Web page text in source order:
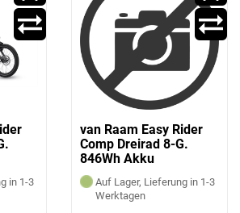
in 1-3
van Raam Easy Rider
Comp Dreirad 8-G.
846Wh Akku
Auf Lager, Lieferung in 1-3
Werktagen